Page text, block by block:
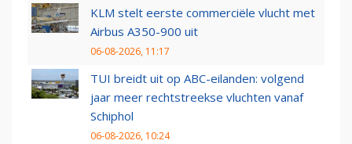
KLM stelt eerste commerciële vlucht met
Airbus A350-900 uit
06-08-2026, 11:17
TUI breidt uit op ABC-eilanden: volgend
jaar meer rechtstreekse vluchten vanaf
Schiphol
06-08-2026, 10:24